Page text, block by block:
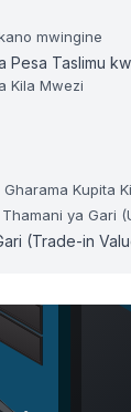
$81.88
$80.51
$77.75
MWISHO
mwingine
Pesa Taslimu
Kila Mwezi
Kupita
ya Gari
(Trade-in